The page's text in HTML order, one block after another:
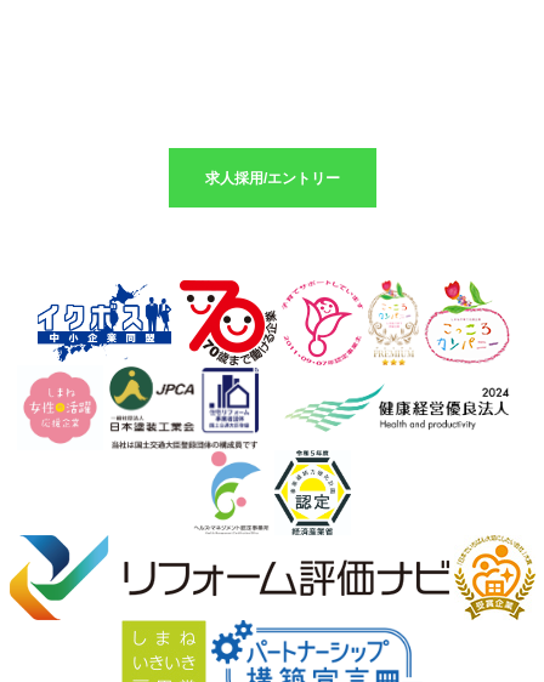
求人採用/エントリー